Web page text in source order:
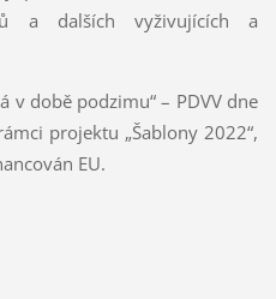
a dalších vyživujících a
v době podzimu“ – PDVV dne
projektu „Šablony 2022“,
EU.